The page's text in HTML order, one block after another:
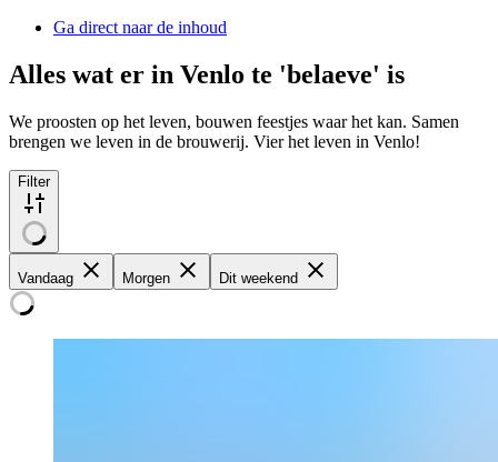
Ga direct naar de inhoud
Alles wat er in Venlo te 'belaeve' is
We proosten op het leven, bouwen feestjes waar het kan. Samen
brengen we leven in de brouwerij. Vier het leven in Venlo!
Filter
Vandaag Morgen Dit weekend